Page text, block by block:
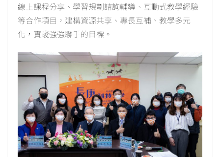
線上課程分享、學習規劃諮詢輔導、互動式教學經驗
等合作項目，建構資源共享、專長互補、教學多元
化，實踐強強聯手的目標。